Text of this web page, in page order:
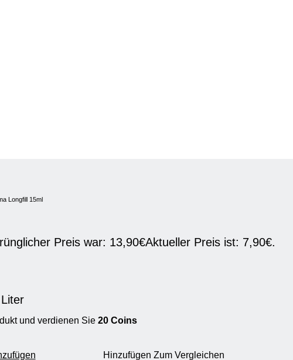
Longfill 15ml
Preis war: 13,90€Aktueller Preis ist: 7,90€.
Liter
und verdienen Sie 20 Coins
Hinzufügen Zum Vergleichen